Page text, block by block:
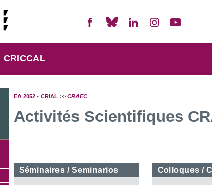
CRICCAL
EA 2052 - CRIAL >> CRAEC
Activités Scientifiques
Séminaires / Seminarios Colloques /